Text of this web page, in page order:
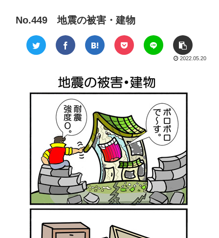
No.449 地震の被害・建物
2022.05.20